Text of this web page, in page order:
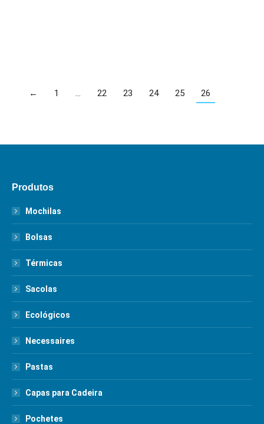
← 1 22 23 24 25 26
Produtos
Mochilas
Bolsas
Térmicas
Sacolas
Ecológicos
Necessaires
Pastas
Capas para Cadeira
Pochetes